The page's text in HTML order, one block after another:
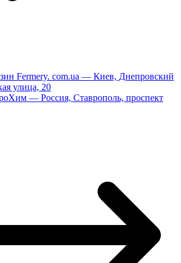
Fermery. com.ua — Киев, Днепровский
улица, 20
— Россия, Ставрополь, проспект